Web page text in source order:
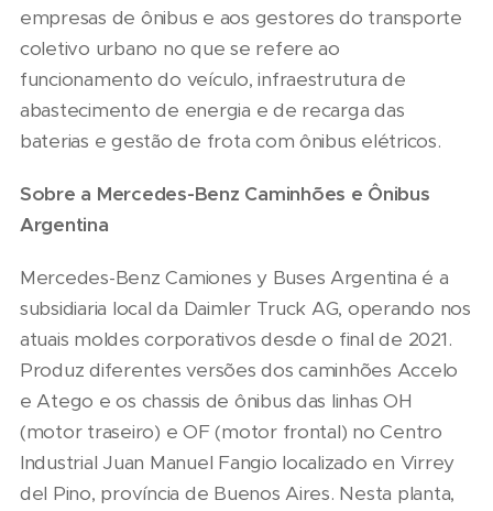
empresas de ônibus e aos gestores do transporte
coletivo urbano no que se refere ao
funcionamento do veículo, infraestrutura de
abastecimento de energia e de recarga das
baterias e gestão de frota com ônibus elétricos.
Sobre a Mercedes-Benz Caminhões e Ônibus
Argentina
Mercedes-Benz Camiones y Buses Argentina é a
subsidiaria local da Daimler Truck AG, operando nos
atuais moldes corporativos desde o final de 2021.
Produz diferentes versões dos caminhões Accelo
e Atego e os chassis de ônibus das linhas OH
(motor traseiro) e OF (motor frontal) no Centro
Industrial Juan Manuel Fangio localizado en Virrey
del Pino, província de Buenos Aires. Nesta planta,